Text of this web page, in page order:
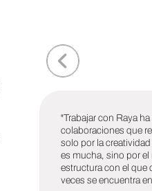
"Trabajar con Raya
colaboraciones que
solo por la
es mucha, sino por
estructura con el que
veces se encuentra